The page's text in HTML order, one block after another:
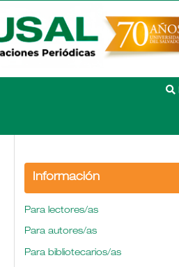
Información
Para lectores/as
Para autores/as
Para bibliotecarios/as